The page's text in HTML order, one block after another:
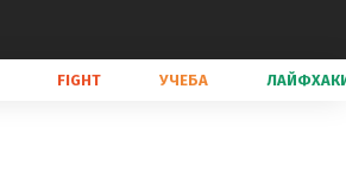
FIGHT УЧЕБА